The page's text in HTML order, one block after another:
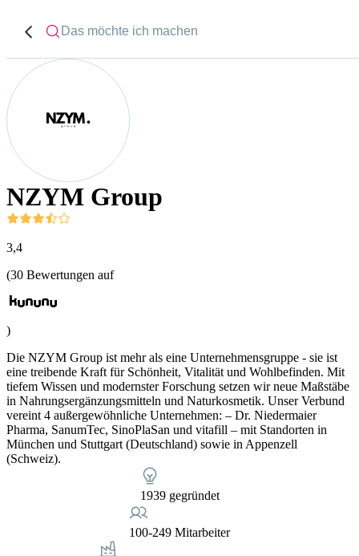
NZYM Group
3,4
(30 Bewertungen auf
)
Die NZYM Group ist mehr als eine Unternehmensgruppe - sie ist
eine treibende Kraft für Schönheit, Vitalität und Wohlbefinden. Mit
tiefem Wissen und modernster Forschung setzen wir neue Maßstäbe
in Nahrungsergänzungsmitteln und Naturkosmetik. Unser Verbund
vereint 4 außergewöhnliche Unternehmen: – Dr. Niedermaier
Pharma, SanumTec, SinoPlaSan und vitafill – mit Standorten in
München und Stuttgart (Deutschland) sowie in Appenzell
(Schweiz).
1939 gegründet
100-249 Mitarbeiter